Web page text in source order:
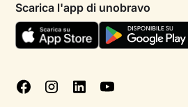
Aiuto urgente
FAQ
Termini e condizioni
Informativa Privacy
Cookie policy
Scarica l'app di unobravo